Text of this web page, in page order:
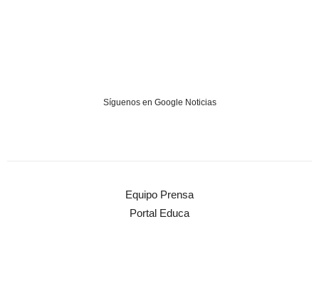
Síguenos en Google Noticias
Equipo Prensa
Portal Educa